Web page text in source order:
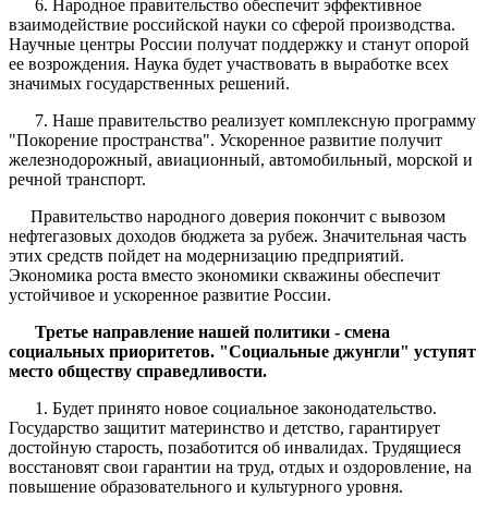
6. Народное правительство обеспечит эффективное
взаимодействие российской науки со сферой производства.
Научные центры России получат поддержку и станут опорой
ее возрождения. Наука будет участвовать в выработке всех
значимых государственных решений.
7. Наше правительство реализует комплексную программу
"Покорение пространства". Ускоренное развитие получит
железнодорожный, авиационный, автомобильный, морской и
речной транспорт.
Правительство народного доверия покончит с вывозом
нефтегазовых доходов бюджета за рубеж. Значительная часть
этих средств пойдет на модернизацию предприятий.
Экономика роста вместо экономики скважины обеспечит
устойчивое и ускоренное развитие России.
Третье направление нашей политики - смена
социальных приоритетов. "Социальные джунгли" уступят
место обществу справедливости.
1. Будет принято новое социальное законодательство.
Государство защитит материнство и детство, гарантирует
достойную старость, позаботится об инвалидах. Трудящиеся
восстановят свои гарантии на труд, отдых и оздоровление, на
повышение образовательного и культурного уровня.